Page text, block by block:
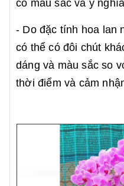
có màu sắc và ý
- Do đặc tính hoa lan
có thể có đôi chút
dáng và màu sắc so
thời điểm và cảm